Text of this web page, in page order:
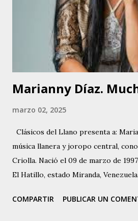
Marianny Díaz.
marzo 02, 2025
Clásicos del Llano presenta a:
música llanera y joropo central,
Criolla. Nació el 09 de marzo de
El Hatillo, estado Miranda,
central, conocido como El Poeta de
COMPARTIR PUBLICAR UN